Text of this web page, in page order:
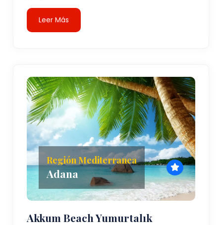
Leer Más
Región Mediterranea
Adana
Akkum Beach Yumurtalık